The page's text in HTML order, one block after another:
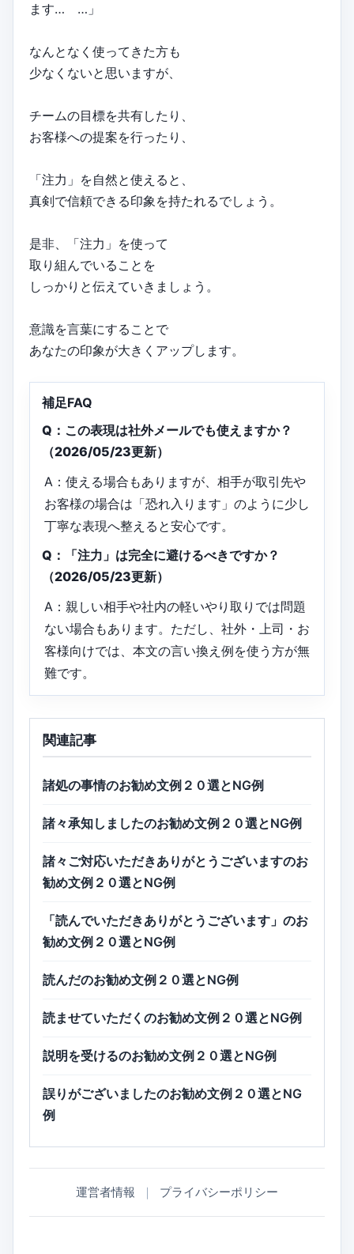
ます… …」
なんとなく使ってきた方も
少なくないと思いますが、
チームの目標を共有したり、
お客様への提案を行ったり、
「注力」を自然と使えると、
真剣で信頼できる印象を持たれるでしょう。
是非、「注力」を使って
取り組んでいることを
しっかりと伝えていきましょう。
意識を言葉にすることで
あなたの印象が大きくアップします。
補足FAQ
Q：この表現は社外メールでも使えますか？
（2026/05/23更新）
A：使える場合もありますが、相手が取引先や
お客様の場合は「恐れ入ります」のように少し
丁寧な表現へ整えると安心です。
Q：「注力」は完全に避けるべきですか？
（2026/05/23更新）
A：親しい相手や社内の軽いやり取りでは問題
ない場合もあります。ただし、社外・上司・お
客様向けでは、本文の言い換え例を使う方が無
難です。
関連記事
諸処の事情のお勧め文例２０選とNG例
諸々承知しましたのお勧め文例２０選とNG例
諸々ご対応いただきありがとうございますのお
勧め文例２０選とNG例
「読んでいただきありがとうございます」のお
勧め文例２０選とNG例
読んだのお勧め文例２０選とNG例
読ませていただくのお勧め文例２０選とNG例
説明を受けるのお勧め文例２０選とNG例
誤りがございましたのお勧め文例２０選とNG
例
運営者情報 ｜ プライバシーポリシー